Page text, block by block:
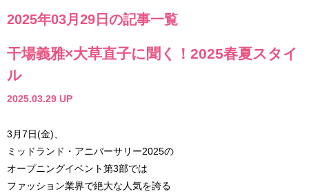
2025年03月29日の記事一覧
干場義雅×大草直子に聞く！2025春夏スタイ
ル
2025.03.29 UP
3月7日(金)、
ミッドランド・アニバーサリー2025の
オープニングイベント第3部では
ファッション業界で絶大な人気を誇る